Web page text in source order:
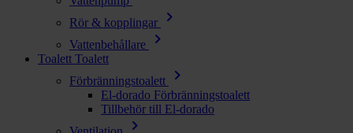
Rör & kopplingar chevron_right
Vattenbehållare chevron_right
Toalett Toalett
Förbränningstoalett
chevron_right
El-dorado Förbränningstoalett
Tillbehör till El-dorado
chevron_right